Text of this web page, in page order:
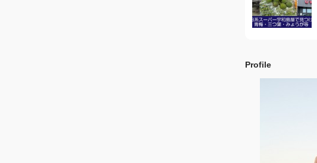
Profile